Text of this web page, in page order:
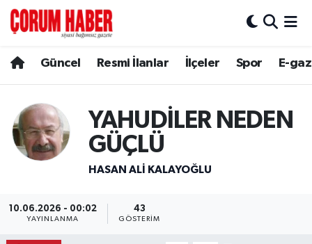
Güncel Resmi İlanlar İlçeler Spor E-
YAHUDİLER NEDEN
GÜÇLÜ
HASAN ALI KALAYOĞLU
10.06.2026 - 00:02
YAYINLANMA
43
GÖSTERIM
Spor
Resmi İlanlar
Alaca
Hava Durumu
Çorum Namaz Vakitleri
Trafik Durumu